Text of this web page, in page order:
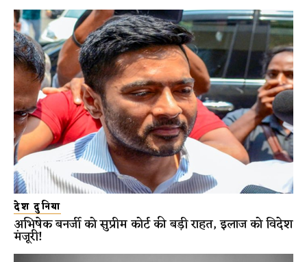
देश दुनिया
अभिषेक बनर्जी को सुप्रीम कोर्ट की बड़ी राहत, इलाज को विदेश
मंजूरी!